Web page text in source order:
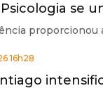
se
proporcionou
16h28